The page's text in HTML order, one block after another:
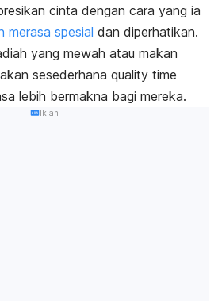
cinta dengan cara yang ia
merasa spesial dan diperhatikan.
yang mewah atau makan
sesederhana quality time
lebih bermakna bagi mereka.
Iklan